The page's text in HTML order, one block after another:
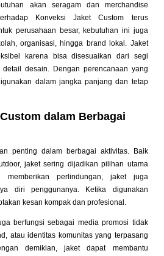
akan seragam dan merchandise
Konveksi Jaket Custom terus
perusahaan besar, kebutuhan ini juga
organisasi, hingga brand lokal. Jaket
karena bisa disesuaikan dari segi
desain. Dengan perencanaan yang
dalam jangka panjang dan tetap
dalam Berbagai
penting dalam berbagai aktivitas. Baik
jaket sering dijadikan pilihan utama
memberikan perlindungan, jaket juga
diri penggunanya. Ketika digunakan
kesan kompak dan profesional.
berfungsi sebagai media promosi tidak
atau identitas komunitas yang terpasang
demikian, jaket dapat membantu